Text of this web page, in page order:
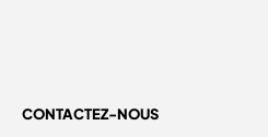
CONTACTEZ-NOUS